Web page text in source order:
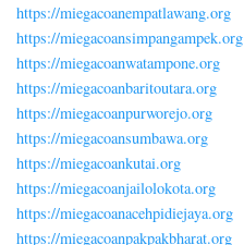
https://miegacoanempatlawang.org
https://miegacoansimpangampek.org
https://miegacoanwatampone.org
https://miegacoanbaritoutara.org
https://miegacoanpurworejo.org
https://miegacoansumbawa.org
https://miegacoankutai.org
https://miegacoanjailolokota.org
https://miegacoanacehpidiejaya.org
https://miegacoanpakpakbharat.org